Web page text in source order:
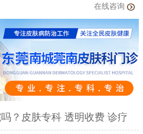
在线咨询
？皮肤专科 透明收费 诊疗